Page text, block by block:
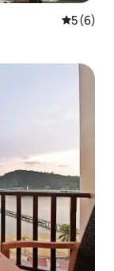
從 6 則評
5 (6)